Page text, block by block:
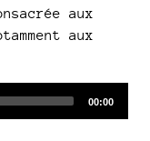
aux
aux
Total
00:00